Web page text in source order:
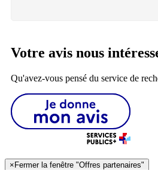
Votre avis nous
Qu'avez-vous pensé du service de
× Fermer la fenêtre "Offres partenaires"